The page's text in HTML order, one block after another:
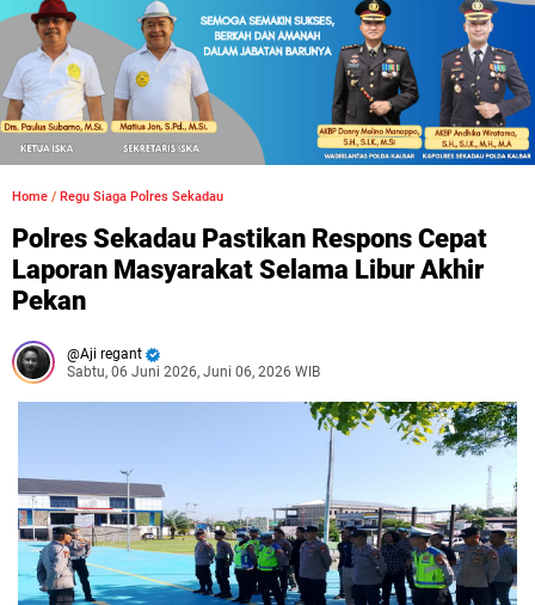
Home / Regu Siaga Polres Sekadau
Polres Sekadau Pastikan Respons Cepat
Laporan Masyarakat Selama Libur Akhir
Pekan
Aji regant
Sabtu, 06 Juni 2026, Juni 06, 2026 WIB